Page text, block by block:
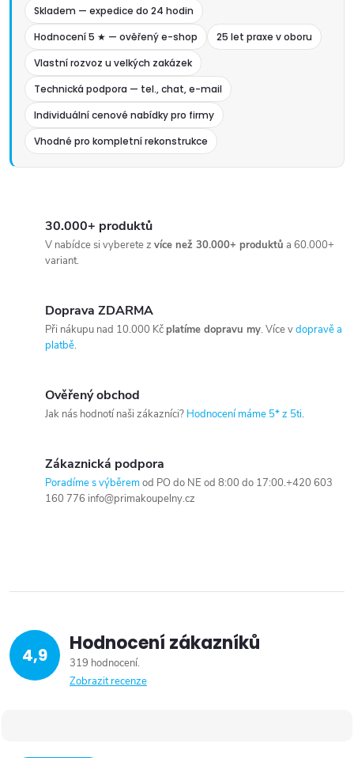
Skladem — expedice do 24 hodin
Hodnocení 5 ★ — ověřený e-shop
25 let praxe v oboru
Vlastní rozvoz u velkých zakázek
Technická podpora — tel., chat, e-mail
Individuální cenové nabídky pro firmy
Vhodné pro kompletní rekonstrukce
30.000+ produktů
V nabídce si vyberete z více než 30.000+ produktů a 60.000+
variant.
Doprava ZDARMA
Při nákupu nad 10.000 Kčplatíme dopravu my. Více vdopravě a
platbě.
Ověřený obchod
Jak nás hodnotí naši zákazníci? Hodnocení máme 5* z 5ti.
Zákaznická podpora
Poradíme s výběremod PO do NE od 8:00 do 17:00.+420 603
160 776 info@primakoupelny.cz
4,9 Hodnocení zákazníků
319 hodnocení
Zobrazit recenze